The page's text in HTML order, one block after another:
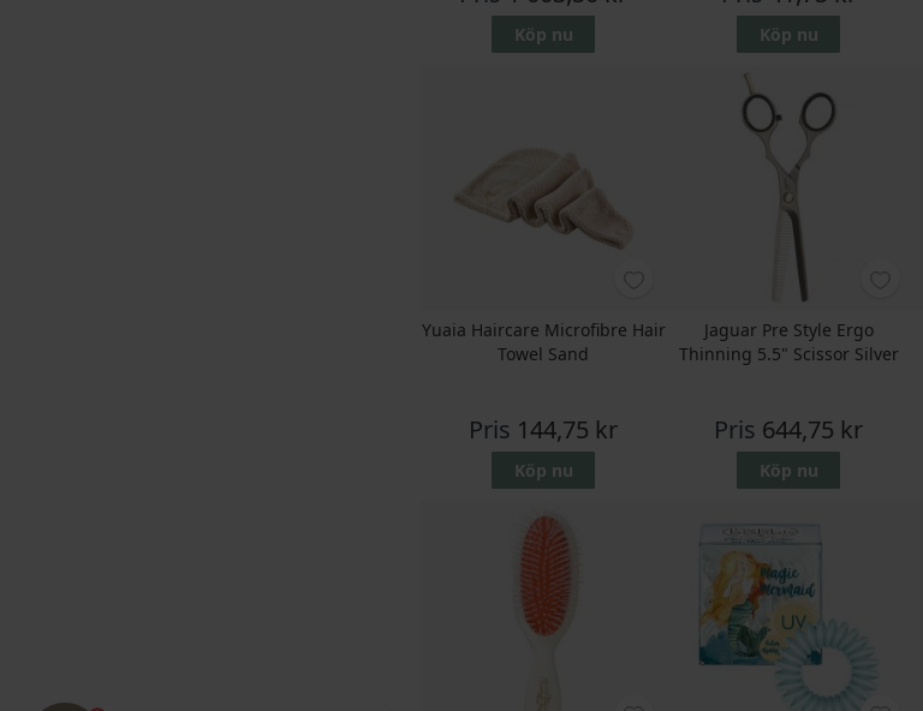
Köp nu Köp nu
Yuaia Haircare Microfibre Hair
Towel Sand
Pris 144,75 kr
Köp nu
Jaguar Pre Style Ergo
Thinning 5.5" Scissor Silver
Pris 644,75 kr
Köp nu